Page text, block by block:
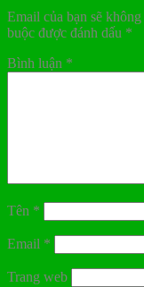
Email của bạn sẽ
buộc được đánh dấu *
Bình luận *
Tên *
Email *
Trang web